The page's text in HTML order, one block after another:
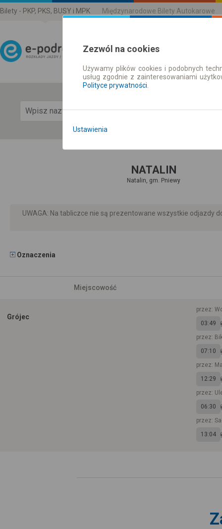
Bilety - PKP, PKS, BUSY i MPK Międzynarodowe Bilety Autokarowe
Rozkład Jazdy | Bilety
NATALIN
Natalin, gm. Pniewy
UWAGA: Na tabliczce nie są prezentowane wszystkie odjazdy
Oznaczenia
Miejscowość
Grójec
przez:
03:49
przez:
07:10
przez:
12:29
przez:
06:30
przez:
13:04
Zezwól na cookies
Używamy plików cookies i podobnych
usług zgodnie z zainteresowaniami
Polityce prywatności
Ustawienia